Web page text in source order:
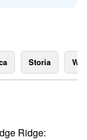
Storia
Ridge: